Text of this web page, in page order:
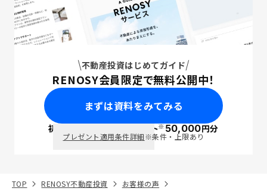
不動産投資はじめてガイド
RENOSY会員限定で無料公開中！
まずは資料をみてみる
初回面談で ポイント※50,000円分
プレゼント適用条件詳細※条件・上限あり
TOP RENOSY不動産投資
お客様の声